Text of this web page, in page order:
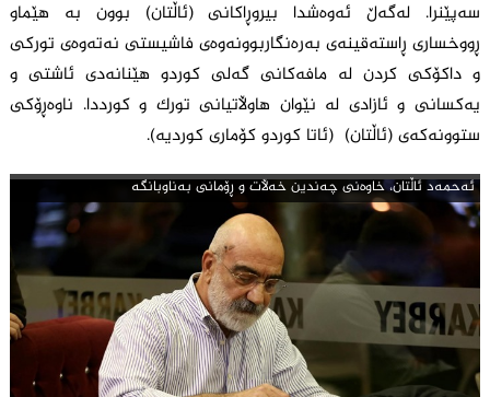
سەپێنرا. لەگەڵ ئەوەشدا بیروڕاکانی (ئاڵتان) بوون بە هێماو
ڕووخساری ڕاستەقینەی بەرەنگاربوونەوەی فاشیستی نەتەوەی تورکی
و داکۆکی کردن لە مافەکانی گەلی کوردو هێنانەدی ئاشتی و
یەکسانی و ئازادی لە نێوان هاوڵاتیانی تورک و کورددا. ناوەڕۆکی
ستوونەکەی (ئاڵتان) (ئاتا کوردو کۆماری کوردیە).
ئه‌حمه‌د ئاڵتان، خاوەنی چەندین خەڵات و ڕۆمانی بەناوبانگە